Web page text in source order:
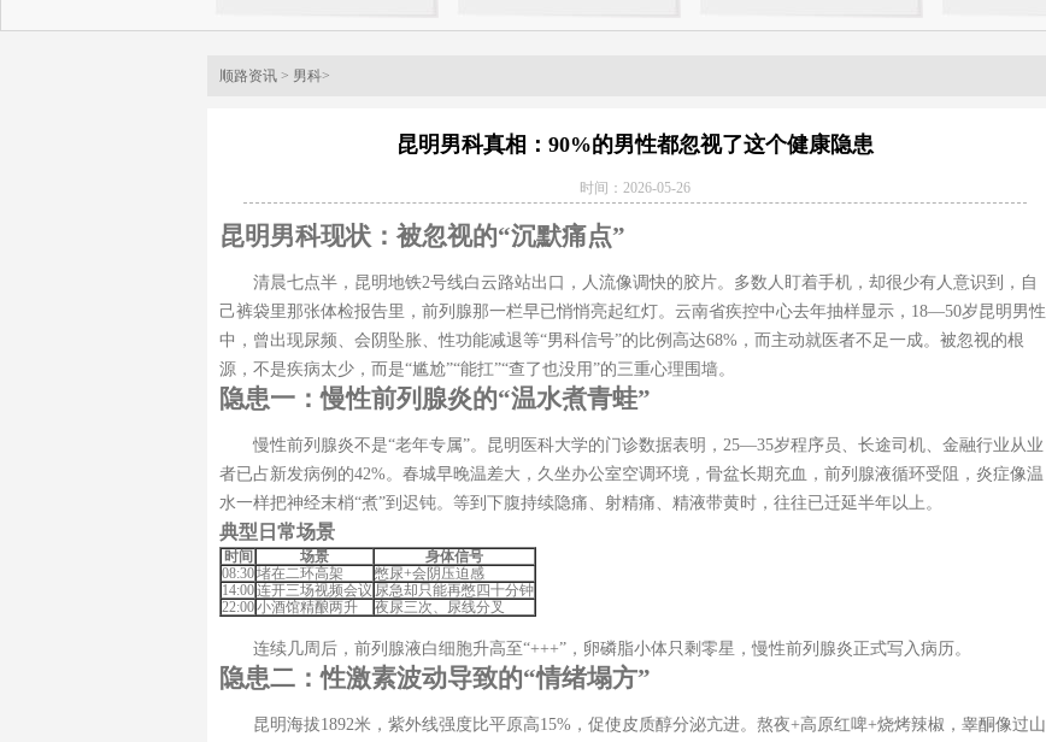
顺路资讯 > 男科>
昆明男科真相：90%的男性都忽视了这个健康隐患
时间：2026-05-26
昆明男科现状：被忽视的“沉默痛点”
清晨七点半，昆明地铁2号线白云路站出口，人流像调快的胶片。多数人盯着手机，却很少有人意识到，自
己裤袋里那张体检报告里，前列腺那一栏早已悄悄亮起红灯。云南省疾控中心去年抽样显示，18—50岁昆明男性
中，曾出现尿频、会阴坠胀、性功能减退等“男科信号”的比例高达68%，而主动就医者不足一成。被忽视的根
源，不是疾病太少，而是“尴尬”“能扛”“查了也没用”的三重心理围墙。
隐患一：慢性前列腺炎的“温水煮青蛙”
慢性前列腺炎不是“老年专属”。昆明医科大学的门诊数据表明，25—35岁程序员、长途司机、金融行业从业
者已占新发病例的42%。春城早晚温差大，久坐办公室空调环境，骨盆长期充血，前列腺液循环受阻，炎症像温
水一样把神经末梢“煮”到迟钝。等到下腹持续隐痛、射精痛、精液带黄时，往往已迁延半年以上。
典型日常场景
时间 场景
身体信号
08:30堵在二环高架
憋尿+会阴压迫感
14:00连开三场视频会议 尿急却只能再憋四十分钟
22:00小酒馆精酿两升 夜尿三次、尿线分叉
连续几周后，前列腺液白细胞升高至“+++”，卵磷脂小体只剩零星，慢性前列腺炎正式写入病历。
隐患二：性激素波动导致的“情绪塌方”
昆明海拔1892米，紫外线强度比平原高15%，促使皮质醇分泌亢进。熬夜+高原红啤+烧烤辣椒，睾酮像过山